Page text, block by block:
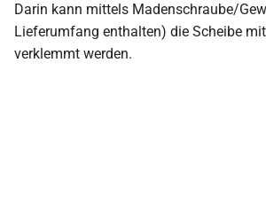
Darin kann mittels Madenschraube/
Lieferumfang enthalten) die Scheibe
verklemmt werden.